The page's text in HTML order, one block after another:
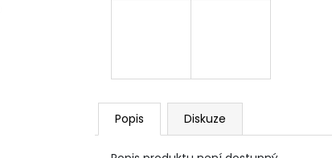
Popis Diskuze